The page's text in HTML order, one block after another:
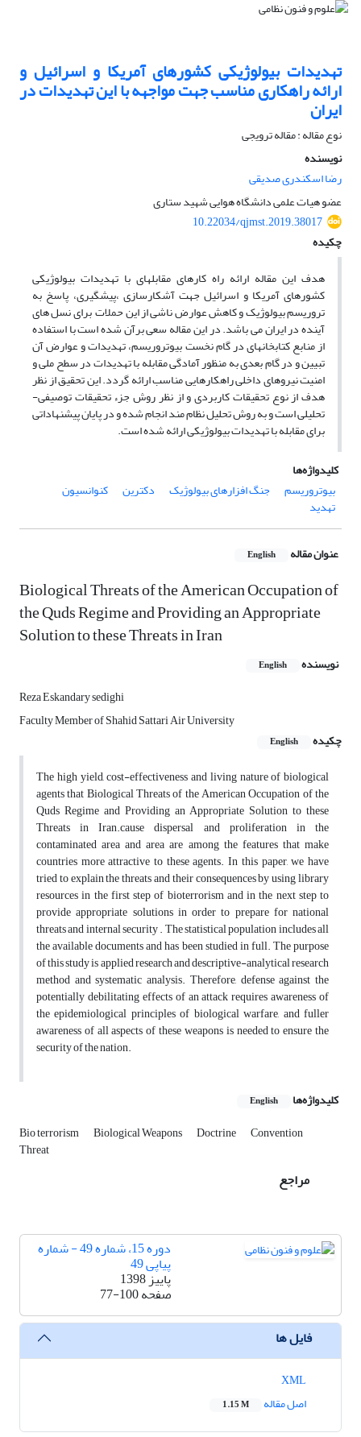
تهدیدات بیولوژیکی کشورهای آمریکا و اسرائیل و
ارائه راهکاری مناسب جهت مواجهه با این تهدیدات در
ایران
نوع مقاله : مقاله ترویجی
نویسنده
رضا اسکندری صدیقی
عضو هیات علمی دانشگاه هوایی شهید ستاری
10.22034/qjmst.2019.38017
چکیده
هدف این مقاله ارائه راه کارهای مقابله­ای با تهدیدات بیولوژیکی
کشورهای آمریکا و اسرائیل جهت آشکارسازی ،پیشگیری، پاسخ به
تروریسم بیولوژیک و کاهش عوارض ناشی از این حملات برای نسل های
آینده در ایران می باشد. در این مقاله سعی برآن شده است با استفاده
از منابع کتابخانه­ای در گام نخست بیوتروریسم، تهدیدات و عوارض آن
تبیین و در گام بعدی به منظور آمادگی مقابله با تهدیدات در سطح ملی و
امنیت نیروهای داخلی راه­کارهایی مناسب ارائه گردد. این تحقیق از نظر
هدف از نوع تحقیقات کاربردی و از نظر روش جزء تحقیقات توصیفی-
تحلیلی است و به روش تحلیل نظام مند انجام شده و در پایان پیشنهاداتی
برای مقابله با تهدیدات بیولوژیکی ارائه شده است.
کلیدواژه‌ها
بیوتروریسم
جنگ افزارهای بیولوژیک دکترین کنوانسیون
تهدید
عنوان مقاله English
Biological Threats of the American Occupation of
the Quds Regime and Providing an Appropriate
Solution to these Threats in Iran
نویسنده English
Reza Eskandary sedighi
Faculty Member of Shahid Sattari Air University
چکیده
English
The high yield, cost-effectiveness and living nature of biological
agents that Biological Threats of the American Occupation of the
Quds Regime and Providing an Appropriate Solution to these
Threats in Iran.cause dispersal and proliferation in the
contaminated area and area are among the features that make
countries more attractive to these agents. In this paper, we have
tried to explain the threats and their consequences by using library
resources in the first step of bioterrorism and in the next step to
provide appropriate solutions in order to prepare for national
threats and internal security . The statistical population includes all
the available documents and has been studied in full. The purpose
of this study is applied research and descriptive-analytical research
method and systematic analysis. Therefore, defense against the
potentially debilitating effects of an attack requires awareness of
the epidemiological principles of biological warfare, and fuller
awareness of all aspects of these weapons is needed to ensure the
security of the nation.
کلیدواژه‌ها English
Bio terrorism Biological Weapons Doctrine Convention
Threat
مراجع
دوره 15، شماره 49 - شماره
پیاپی 49
پاییز 1398
صفحه77-100
فایل ها
اصل مقاله
1.15 M